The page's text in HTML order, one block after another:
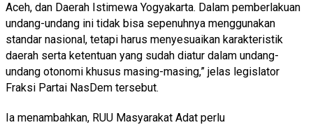
Aceh, dan Daerah Istimewa Yogyakarta. Dalam pemberlakuan
undang-undang ini tidak bisa sepenuhnya menggunakan
standar nasional, tetapi harus menyesuaikan karakteristik
daerah serta ketentuan yang sudah diatur dalam undang-
undang otonomi khusus masing-masing,” jelas legislator
Fraksi Partai NasDem tersebut.
Ia menambahkan, RUU Masyarakat Adat perlu